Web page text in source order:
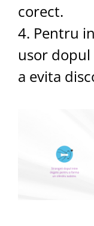
corect.
4. Pentru
usor
a evita